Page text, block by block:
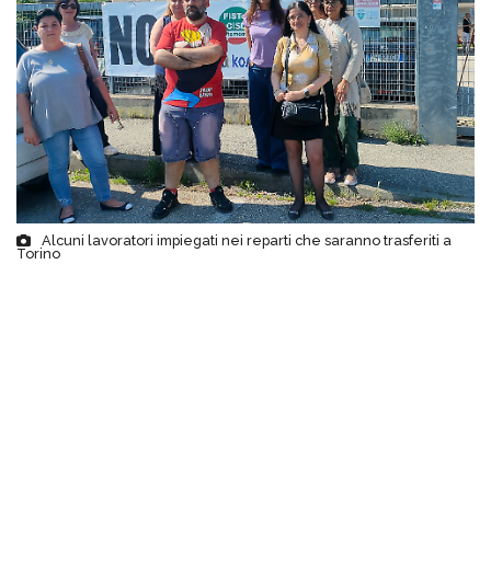
Alcuni lavoratori impiegati nei reparti che saranno trasferiti a
Torino